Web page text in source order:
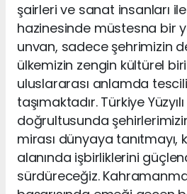
şairleri ve sanat insanları
hazinesinde müstesna bir
unvan, sadece şehrimizin
ülkemizin zengin kültürel
uluslararası anlamda tescili
taşımaktadır. Türkiye
doğrultusunda
mirası dünyaya tanıtmayı,
alanında işbirliklerini
sürdüreceğiz.